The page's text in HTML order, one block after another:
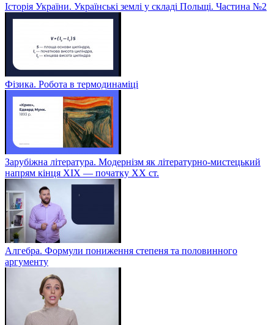
Історія України. Українські землі у складі Польщі. Частина №2
Фізика. Робота в термодинаміці
Зарубіжна література. Модернізм як літературно-мистецький
напрям кінця XIX — початку XX ст.
Алгебра. Формули пониження степеня та половинного
аргументу